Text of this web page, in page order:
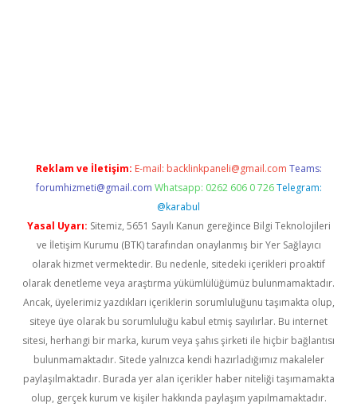
Reklam ve İletişim: E-mail: backlinkpaneli@gmail.com Teams:
forumhizmeti@gmail.com Whatsapp: 0262 606 0 726 Telegram:
@karabul
Yasal Uyarı: Sitemiz, 5651 Sayılı Kanun gereğince Bilgi Teknolojileri
ve İletişim Kurumu (BTK) tarafından onaylanmış bir Yer Sağlayıcı
olarak hizmet vermektedir. Bu nedenle, sitedeki içerikleri proaktif
olarak denetleme veya araştırma yükümlülüğümüz bulunmamaktadır.
Ancak, üyelerimiz yazdıkları içeriklerin sorumluluğunu taşımakta olup,
siteye üye olarak bu sorumluluğu kabul etmiş sayılırlar. Bu internet
sitesi, herhangi bir marka, kurum veya şahıs şirketi ile hiçbir bağlantısı
bulunmamaktadır. Sitede yalnızca kendi hazırladığımız makaleler
paylaşılmaktadır. Burada yer alan içerikler haber niteliği taşımamakta
olup, gerçek kurum ve kişiler hakkında paylaşım yapılmamaktadır.